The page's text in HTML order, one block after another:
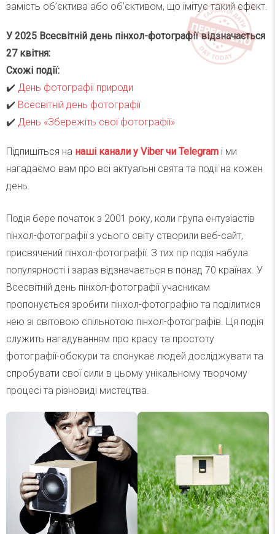
замість об’єктива або об’єктивом, що імітує такий ефект.
У 2025 Всесвітній день пінхол-фотографії відзначається
27 квітня:
Схожі події:
✔️ День фотографії природи
✔️ Всесвітній день фотографії
✔️ День «Збережіть свої фотографії»
Підпишіться на наші канали у Viber чи Telegram і ми
нагадаємо вам про всі актуальні свята та події на кожен
день.
Подія бере початок з 2001 року, коли група ентузіастів
пінхол-фотографії з усього світу створили веб-сайт,
присвячений пінхол-фотографії. З тих пір подія набула
популярності і зараз відзначається в понад 70 країнах. У
Всесвітній день пінхол-фотографії учасникам
пропонується зробити пінхол-фотографію та поділитися
нею зі світовою спільнотою пінхол-фотографів. Ця подія
служить нагадуванням про красу та простоту
фотографії-обскури та спонукає людей досліджувати та
спробувати свої сили в цьому унікальному творчому
процесі та різновиді мистецтва.